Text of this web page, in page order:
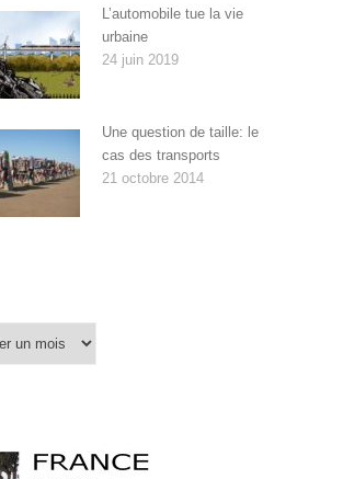
L’automobile tue la vie
urbaine
24 juin 2019
Une question de taille: le
cas des transports
21 octobre 2014